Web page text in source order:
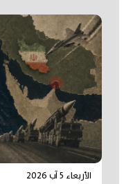
الأربعاء 5 آب 2026